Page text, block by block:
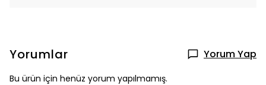
Yorumlar Yorum Yap
Bu ürün için henüz yorum yapılmamış.